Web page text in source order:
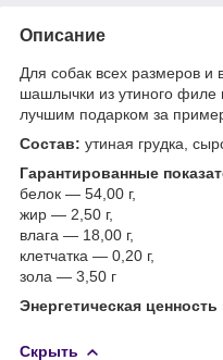
Описание
Для собак всех размеров и
шашлычки из утиного филе
лучшим подарком за
Состав: утиная грудка,
Гарантированные
белок — 54,00 г,
жир — 2,50 г,
влага — 18,00 г,
клетчатка — 0,20 г,
зола — 3,50 г
Энергетическая ценность
Скрыть